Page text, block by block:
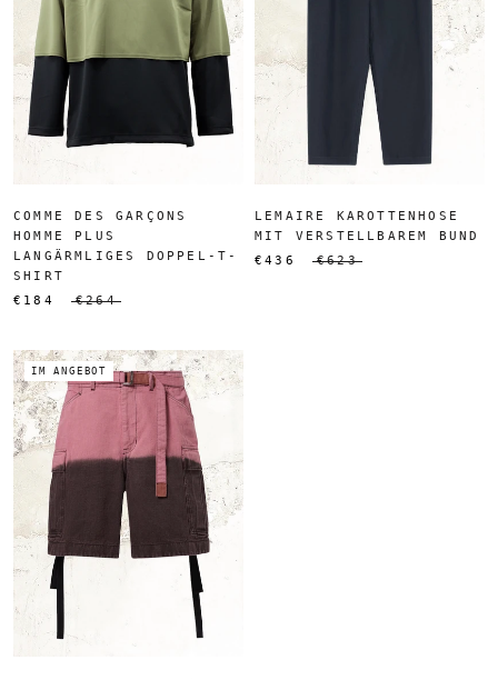
COMME DES GARÇONS
HOMME PLUS
LANGÄRMLIGES DOPPEL-T-
SHIRT
€184
€264
LEMAIRE KAROTTENHOSE
MIT VERSTELLBAREM BUND
€436
€623
IM ANGEBOT